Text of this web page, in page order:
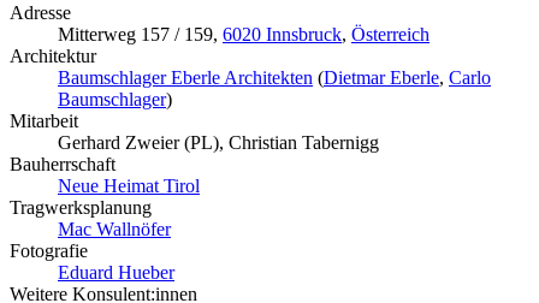
Adresse
Mitterweg 157 / 159, 6020 Innsbruck, Österreich
Architektur
Baumschlager Eberle Architekten (Dietmar Eberle, Carlo
Baumschlager)
Mitarbeit
Gerhard Zweier (PL), Christian Tabernigg
Bauherrschaft
Neue Heimat Tirol
Tragwerksplanung
Mac Wallnöfer
Fotografie
Eduard Hueber
Weitere Konsulent:innen